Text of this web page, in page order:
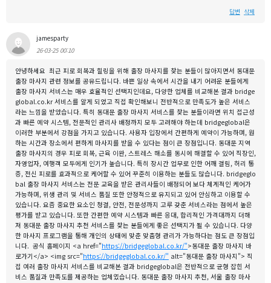
답변 삭제
jamesparty
26-03-25 00:10
안녕하세요 최근 피로 회복과 힐링을 위해 출장 마사지를 찾는 분들이 많아지면서 동대문
출장 마사지 관련 정보를 공유드립니다. 바쁜 일상 속에서 시간을 내기 어려운 분들에게
출장 마사지 서비스는 매우 효율적인 선택지인데요, 다양한 업체를 비교해본 결과 bridge
global.co.kr 서비스를 알게 되었고 직접 확인해보니 전반적으로 만족도가 높은 서비스
라는 느낌을 받았습니다. 특히 동대문 출장 마사지 서비스를 찾는 분들이라면 위치 접근성
과 빠른 예약 시스템, 전문적인 관리사 배정까지 모두 고려해야 하는데 bridgeglobal은
이러한 부분에서 강점을 가지고 있습니다. 사용자 입장에서 간편하게 예약이 가능하며, 원
하는 시간과 장소에서 편하게 마사지를 받을 수 있다는 점이 큰 장점입니다. 동대문 지역
출장 마사지의 경우 피로 회복, 근육 이완, 스트레스 해소를 동시에 해결할 수 있어 직장인,
자영업자, 여행객 모두에게 인기가 높습니다. 특히 장시간 업무로 인한 어깨 결림, 허리 통
증, 전신 피로를 효과적으로 케어할 수 있어 꾸준히 이용하는 분들도 많습니다. bridgeglo
bal 출장 마사지 서비스는 전문 교육을 받은 관리사들이 배정되어 보다 체계적인 케어가
가능하며, 위생 관리 및 서비스 품질 또한 안정적으로 유지되고 있어 안심하고 이용할 수
있습니다. 요즘 중요한 요소인 청결, 안전, 전문성까지 고루 갖춘 서비스라는 점에서 높은
평가를 받고 있습니다. 또한 간편한 예약 시스템과 빠른 응대, 합리적인 가격대까지 더해
져 동대문 출장 마사지 추천 서비스를 찾는 분들에게 좋은 선택지가 될 수 있습니다. 다양
한 마사지 프로그램을 통해 개인의 상태에 맞춘 맞춤형 관리가 가능하다는 점도 큰 장점입
니다. 공식 홈페이지 <a href="https://bridgeglobal.co.kr/">동대문 출장 마사지 바
로가기</a> <img src="https://bridgeglobal.co.kr/" alt="동대문 출장 마사지"> 직
접 여러 출장 마사지 서비스를 비교해본 결과 bridgeglobal은 전반적으로 균형 잡힌 서
비스 품질과 만족도를 제공하는 업체였습니다. 동대문 출장 마사지 추천, 서울 출장 마사